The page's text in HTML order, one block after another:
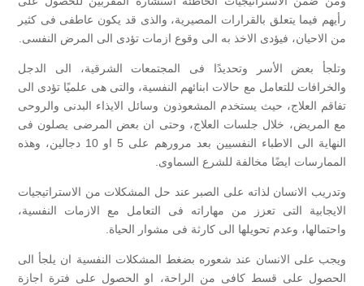
رأيهم فيما يتعلق بالقرارات المصيرية، والذى قد يكون عاطفى فى كثير
من الاحيان، فيؤدى الاخذ به الى وقوع ازمات تؤدى الى المرض النفسى.
وتلجأ بعض الأسر وتحديدًا فى المجتمعات الشرقية، الى الدجل
والخرافات للتعامل مع حالات ابنائهم النفسية، والتى هى علميًا تؤدى الى
تفاقم العلاج، حيث يستخدم المشعوذون وسائل الايذاء البدنى والروحى
مع المريض، خلال جلسات العلاج، وحتى ان بعض المرضى يصلون فى
النهاية الى الاطباء النفسيين بعد مرورهم على 5 او 10 دجالين، وهذه
الممارسات ايضًا مخالفة للشرع السماوى.
وتدريب الانسان لذاته على الصبر عند حل المشكلات من الاستراتيجيات
الايجابية التى تعزز من مهاراته فى التعامل مع الازمات النفسية،
واحتمالها، وعدم تحويلها الى كارثة فى مشوار الحياة.
ويجب على الانسان عند شعوره بضغط المشكلات النفسية ان يلجأ الى
الحصول على قسط كافى من الراحة، او الحصول على فترة اجازة